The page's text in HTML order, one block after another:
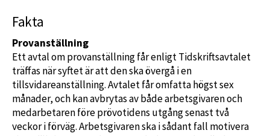
Fakta
Provanställning
Ett avtal om provanställning får enligt Tidskriftsavtalet
träffas när syftet är att den ska övergå i en
tillsvidareanställning. Avtalet får omfatta högst sex
månader, och kan avbrytas av både arbetsgivaren och
medarbetaren före prövotidens utgång senast två
veckor i förväg. Arbetsgivaren ska i sådant fall motivera